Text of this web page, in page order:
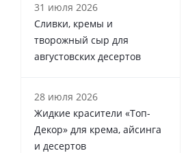
31 июля 2026
Сливки, кремы и
творожный сыр для
августовских десертов
28 июля 2026
Жидкие красители «Топ-
Декор» для крема, айсинга
и десертов